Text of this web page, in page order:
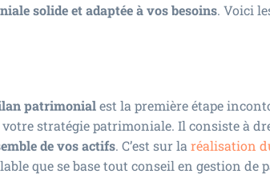
solide et adaptée à vos besoins. Voici
patrimonialest la première étape
stratégie patrimoniale. Il consiste à
de vos actifs. C’est sur laréalisation
que se base tout conseil en gestion